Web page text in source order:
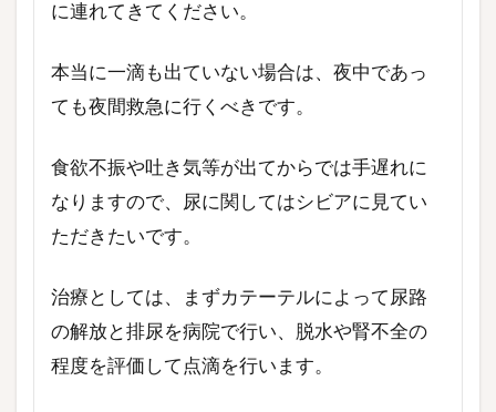
に連れてきてください。
本当に一滴も出ていない場合は、夜中であっ
ても夜間救急に行くべきです。
食欲不振や吐き気等が出てからでは手遅れに
なりますので、尿に関してはシビアに見てい
ただきたいです。
治療としては、まずカテーテルによって尿路
の解放と排尿を病院で行い、脱水や腎不全の
程度を評価して点滴を行います。